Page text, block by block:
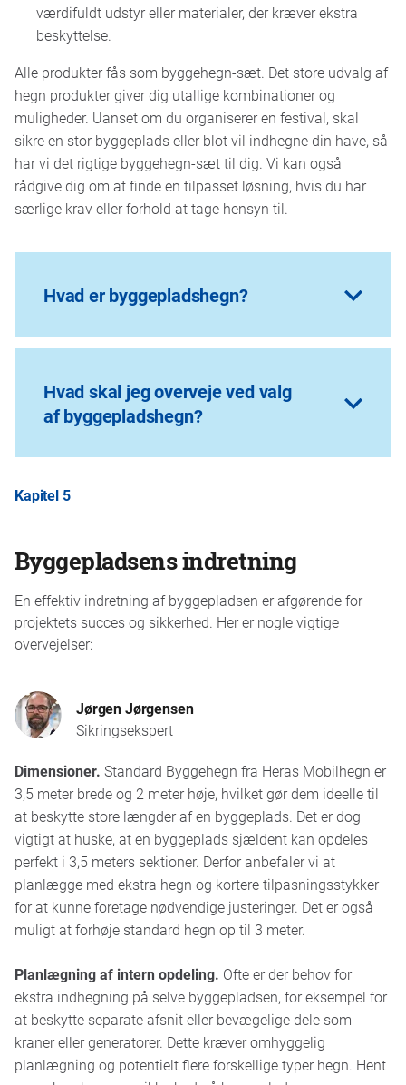
værdifuldt udstyr eller materialer, der kræver ekstra
beskyttelse.
Alle produkter fås som byggehegn-sæt. Det store udvalg af
hegn produkter giver dig utallige kombinationer og
muligheder. Uanset om du organiserer en festival, skal
sikre en stor byggeplads eller blot vil indhegne din have, så
har vi det rigtige byggehegn-sæt til dig. Vi kan også
rådgive dig om at finde en tilpasset løsning, hvis du har
særlige krav eller forhold at tage hensyn til.
Hvad er byggepladshegn?
bruges midlertidigt til at afgrænse en byggeplads
og sikre, at ingen uvedkommende kommer ind på
pladsen. Et byggepladshegn er meget fleksibelt:
Byggepladshegnet kan sikres ekstraordinært med
køretøjer, præcis hvor du ønsker.
Hvad skal jeg overveje ved valg
af byggepladshegn?
eller leje byggepladshegn, er materialetype,
samt pris og levering.
Se hele sortimentet her:Alle produkter til
byggepladshegn .
Kapitel 5
Byggepladsens indretning
En effektiv indretning af byggepladsen er afgørende for
projektets succes og sikkerhed. Her er nogle vigtige
overvejelser:
Jørgen Jørgensen
Sikringsekspert
Dimensioner. Standard Byggehegn fra Heras Mobilhegn er
3,5 meter brede og 2 meter høje, hvilket gør dem ideelle til
at beskytte store længder af en byggeplads. Det er dog
vigtigt at huske, at en byggeplads sjældent kan opdeles
perfekt i 3,5 meters sektioner. Derfor anbefaler vi at
planlægge med ekstra hegn og kortere tilpasningsstykker
for at kunne foretage nødvendige justeringer. Det er også
muligt at forhøje standard hegn op til 3 meter.
Planlægning af intern opdeling. Ofte er der behov for
ekstra indhegning på selve byggepladsen, for eksempel for
at beskytte separate afsnit eller bevægelige dele som
kraner eller generatorer. Dette kræver omhyggelig
planlægning og potentielt flere forskellige typer hegn. Hent